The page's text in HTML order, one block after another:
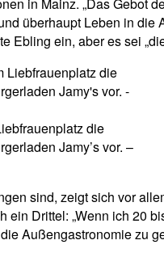
in Mainz. „Das Gebot
überhaupt Leben in
Ebling ein, aber es sei
die
Jamy’s vor. –
sind, zeigt sich vor
ein Drittel: „Wenn ich 20
Außengastronomie zu